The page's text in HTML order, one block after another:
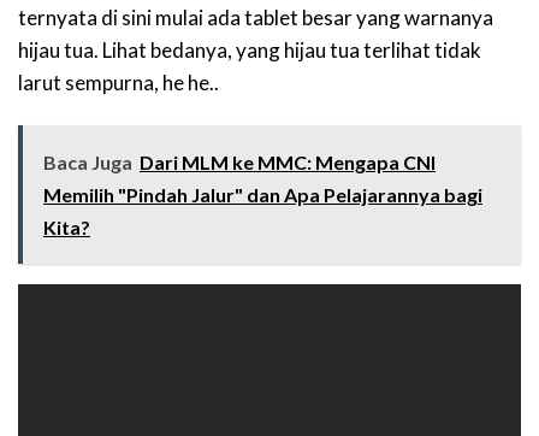
ternyata di sini mulai ada tablet besar yang warnanya
hijau tua. Lihat bedanya, yang hijau tua terlihat tidak
larut sempurna, he he..
Baca Juga Dari MLM ke MMC: Mengapa CNI
Memilih "Pindah Jalur" dan Apa Pelajarannya bagi
Kita?